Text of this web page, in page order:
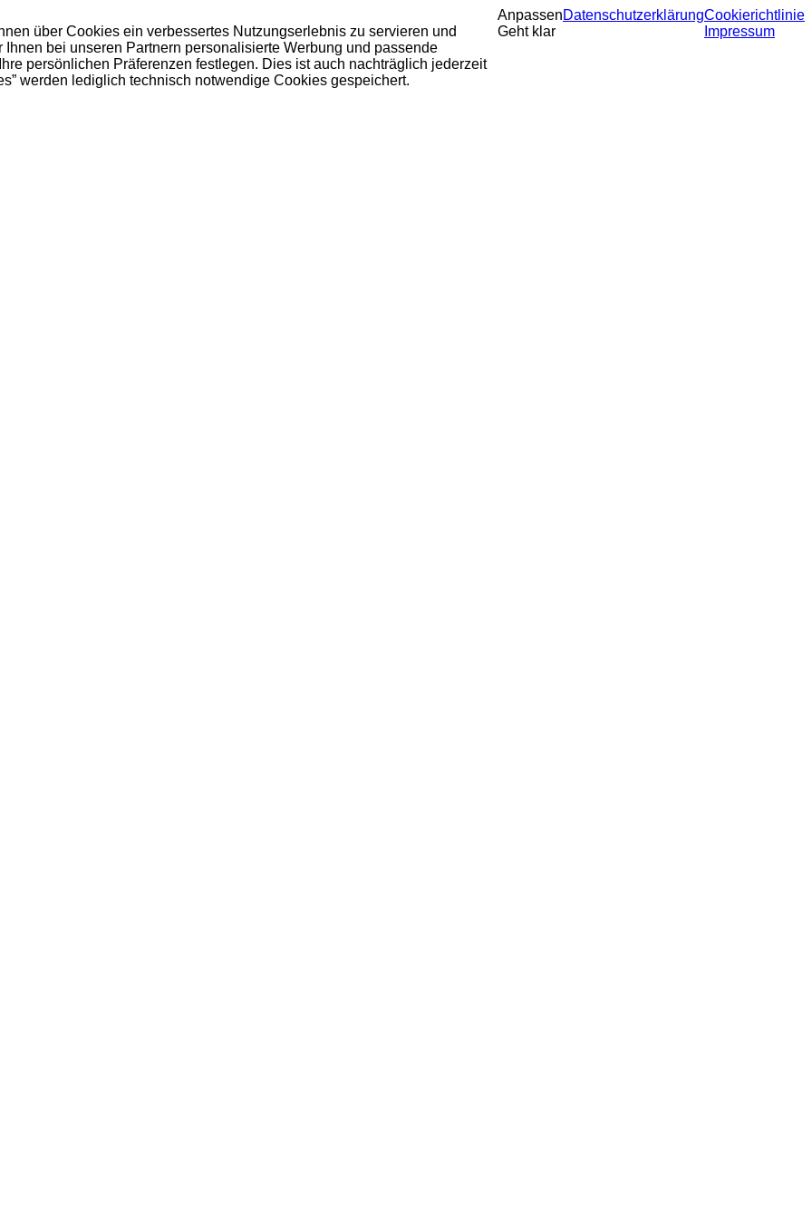
über Cookies ein verbessertes Nutzungserlebnis zu servieren und
bei unseren Partnern personalisierte Werbung und passende
persönlichen Präferenzen festlegen. Dies ist auch nachträglich jederzeit
werden lediglich technisch notwendige Cookies gespeichert.
Anpassen
Geht klar
DatenschutzerklärungCookierichtlinie
Impressum